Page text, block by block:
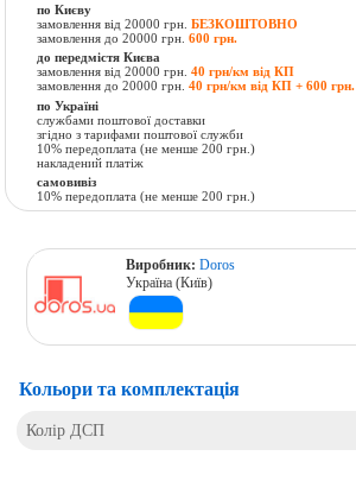
по Києву
замовлення від 20000 грн.БЕЗКОШТОВНО
замовлення до 20000 грн.600 грн.
до передмістя Києва
замовлення від 20000 грн.40 грн/км від КП
замовлення до 20000 грн.40 грн/км від КП + 600 грн.
по Україні
службами поштової доставки
згідно з тарифами поштової служби
10% передоплата (не менше 200 грн.)
накладений платіж
самовивіз
10% передоплата (не менше 200 грн.)
Виробник:Doros
Україна (Київ)
Кольори та комплектація
Колір ДСП